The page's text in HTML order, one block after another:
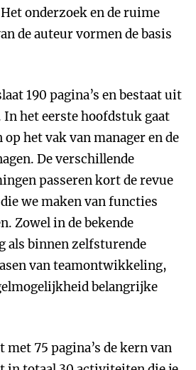
onderzoek en de ruime
de auteur vormen de basis
190 pagina’s en bestaat uit
het eerste hoofdstuk gaat
het vak van manager en de
De verschillende
passeren kort de revue
we maken van functies
Zowel in de bekende
als binnen zelfsturende
van teamontwikkeling,
belangrijke
75 pagina’s de kern van